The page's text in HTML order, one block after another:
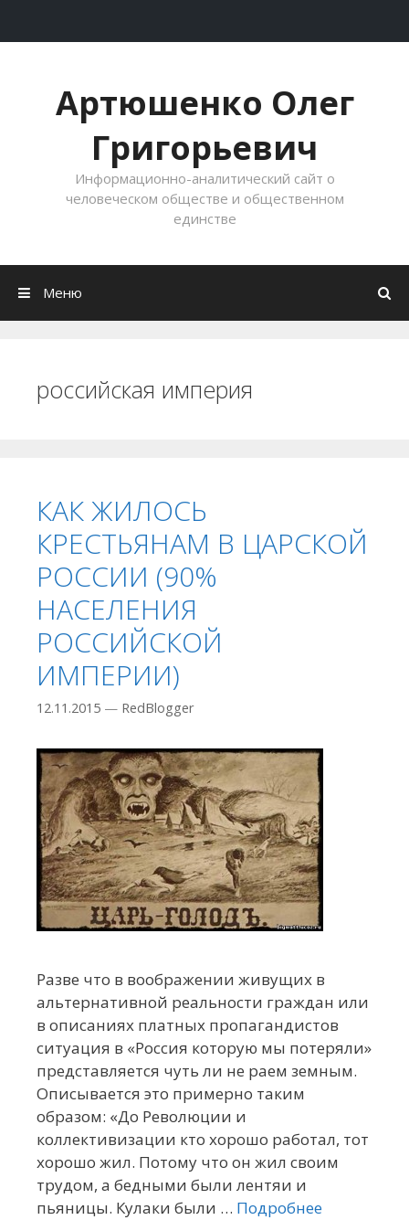
Артюшенко Олег
Григорьевич
Информационно-аналитический сайт о
человеческом обществе и общественном
единстве
Меню
российская империя
КАК ЖИЛОСЬ
КРЕСТЬЯНАМ В ЦАРСКОЙ
РОССИИ (90%
НАСЕЛЕНИЯ
РОССИЙСКОЙ
ИМПЕРИИ)
12.11.2015 — RedBlogger
Разве что в воображении живущих в
альтернативной реальности граждан или
в описаниях платных пропагандистов
ситуация в «Россия которую мы потеряли»
представляется чуть ли не раем земным.
Описывается это примерно таким
образом: «До Революции и
коллективизации кто хорошо работал, тот
хорошо жил. Потому что он жил своим
трудом, а бедными были лентяи и
пьяницы. Кулаки были … Подробнее